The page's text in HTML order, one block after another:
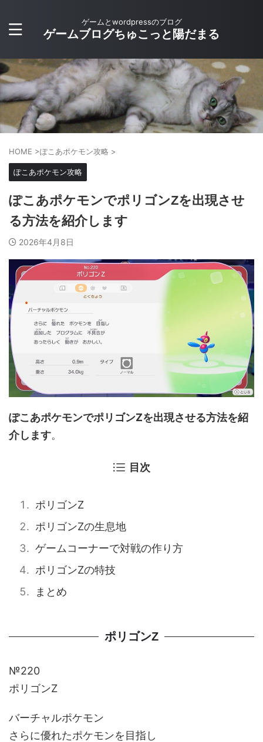
ゲームとwordpressのブログ
ゲームブログちゅこっと陽だまる
HOME >ぽこあポケモン攻略 >
ぽこあポケモン攻略
ぽこあポケモンでポリゴンZを出現させ
る方法を紹介します
2026年4月8日
ぽこあポケモンでポリゴンZを出現させる方法を紹
介します。
目次
ポリゴンZ
ポリゴンZの生息地
ゲームコーナーで対戦の作り方
ポリゴンZの特技
まとめ
ポリゴンZ
№220
ポリゴンZ
バーチャルポケモン
さらに優れたポケモンを目指し